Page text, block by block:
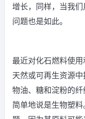
增长，同样，当我
问题也是如此。
最近对化石燃料使
天然或可再生资源
物油、糖和淀粉的
简单地说是生物塑